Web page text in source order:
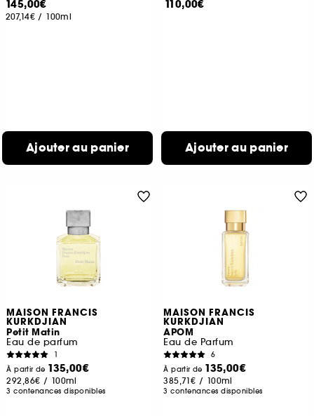
145,00€
207,14€ / 100ml
Ajouter au panier
110,00€
Ajouter au panier
MAISON FRANCIS
KURKDJIAN
Petit Matin
Eau de parfum
1
À partir de 135,00€
292,86€ / 100ml
3 contenances disponibles
MAISON FRANCIS
KURKDJIAN
APOM
Eau de Parfum
6
À partir de 135,00€
385,71€ / 100ml
3 contenances disponibles